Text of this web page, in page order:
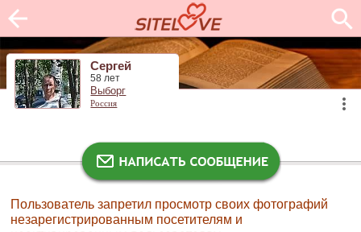
Сергей
58 лет
Выборг
Россия
Пользователь запретил просмотр своих фотографий
незарегистрированным посетителям и